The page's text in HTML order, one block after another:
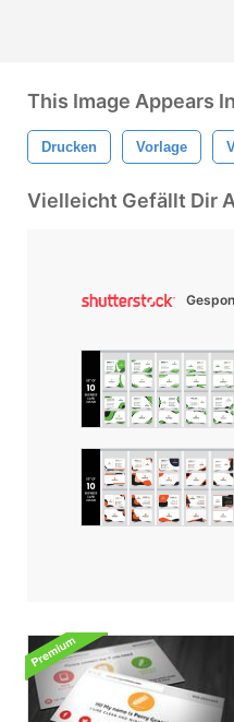
This Image Appears
Drucken Vorlage
Vielleicht Gefällt Dir